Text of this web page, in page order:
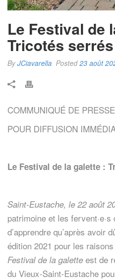
Le Festival de
Tricotés
ByJCiavarella Posted23 août
COMMUNIQUÉ DE PRESSE
POUR DIFFUSION
Le Festival de la galette :
Saint-Eustache, le 22 août
patrimoine et les
d’apprendre qu’après avoir
édition 2021 pour les
Festival de la galette est de
du Vieux-Saint-Eustache